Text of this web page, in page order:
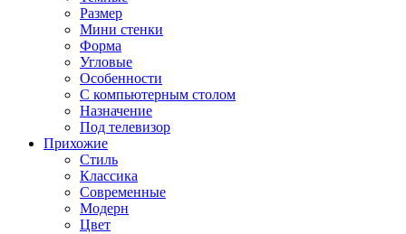
Размер
Мини стенки
Форма
Угловые
Особенности
С компьютерным столом
Назначение
Под телевизор
Прихожие
Стиль
Классика
Современные
Модерн
Цвет